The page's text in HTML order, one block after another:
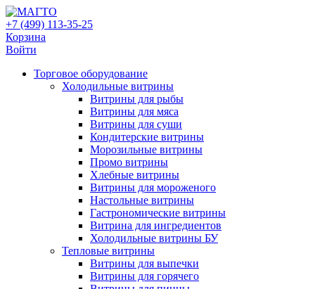
+7 (499) 113-35-25
Корзина
Войти
Свернуть/
развернуть
Торговое оборудованиe
Холодильные витрины
Витрины для рыбы
Витрины для мяса
Витрины для суши
Кондитерские витрины
Морозильные витрины
Промо витрины
Хлебные витрины
Витрины для мороженого
Настольные витрины
Гастрономические витрины
Витрина для ингредиентов
Холодильные витрины БУ
Тепловые витрины
Витрины для выпечки
Витрины для горячего